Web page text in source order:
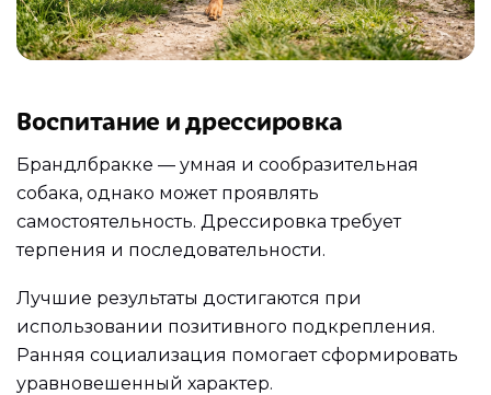
Воспитание и дрессировка
Брандлбракке — умная и сообразительная
собака, однако может проявлять
самостоятельность. Дрессировка требует
терпения и последовательности.
Лучшие результаты достигаются при
использовании позитивного подкрепления.
Ранняя социализация помогает сформировать
уравновешенный характер.